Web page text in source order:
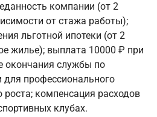
компании (от 2
от стажа работы);
льготной ипотеки (от 2
жилье); выплата 10000 ₽ при
окончания службы по
профессионального
роста; компенсация расходов
клубах.